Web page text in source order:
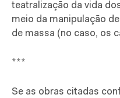
teatralização da vida
meio da manipulação
de massa (no caso, os
***
Se as obras citadas